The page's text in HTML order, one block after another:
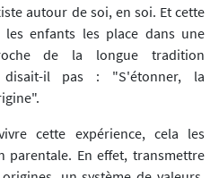
autour de soi, en soi. Et cette
les enfants les place dans une
de la longue tradition
disait-il pas : "S'étonner, la
cette expérience, cela les
parentale. En effet, transmettre